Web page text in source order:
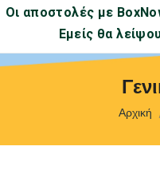
Οι αποστολές με
Εμείς θα
Αρχική